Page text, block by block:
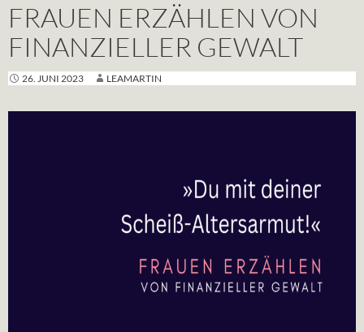
FRAUEN ERZÄHLEN VON
FINANZIELLER GEWALT
26. JUNI 2023 LEAMARTIN